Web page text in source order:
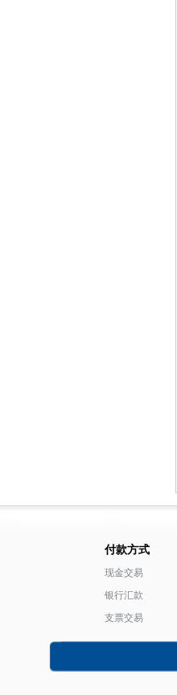
付款方式
现金交易
银行汇款
支票交易